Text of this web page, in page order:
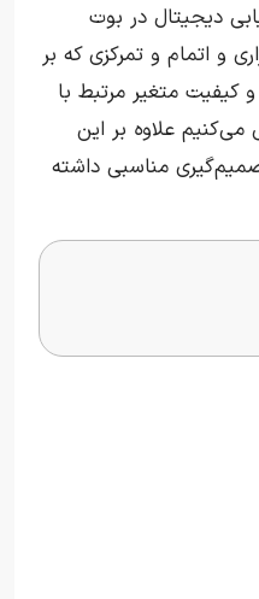
دیجیتال در بوت‌
و اتمام و تمرکزی که بر
کیفیت متغیر مرتبط با
علاوه بر این
مناسبی داشته